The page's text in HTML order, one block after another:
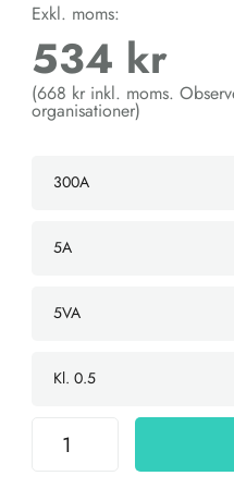
Exkl. moms:
534 kr
(668 kr inkl. moms.
organisationer)